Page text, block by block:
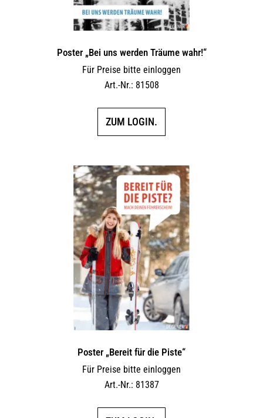
Poster „Bei uns werden Träume wahr!“
Für Preise bitte einloggen
Art.-Nr.: 81508
ZUM LOGIN.
Poster „Bereit für die Piste“
Für Preise bitte einloggen
Art.-Nr.: 81387